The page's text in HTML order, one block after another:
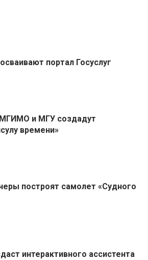
портал Госуслуг
и МГУ создадут
времени»
построят самолет «Судного
интерактивного ассистента